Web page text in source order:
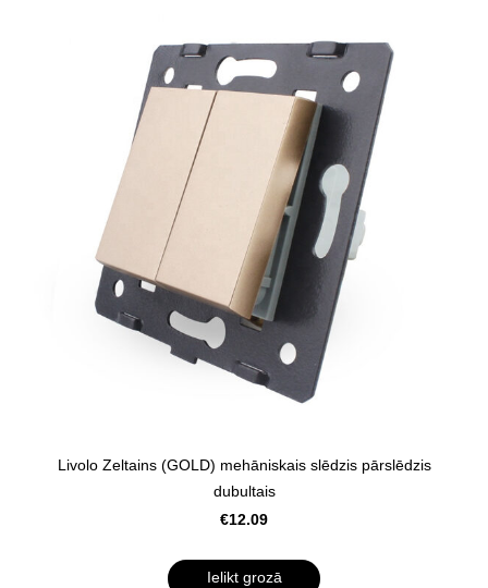
Livolo Zeltains (GOLD) mehāniskais slēdzis pārslēdzis
dubultais
€12.09
Ielikt grozā